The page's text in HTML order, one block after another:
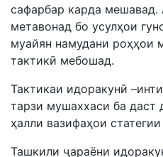
сафарбар карда мешавад.
метавонад бо усулҳои
муайян намудани роҳҳои
тактикӣ мебошад.
Тактикаи идоракунӣ
тарзи мушаххаси ба даст
ҳалли вазифаҳои
Ташкили ҷараёни